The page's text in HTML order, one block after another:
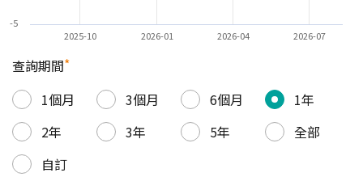
2025-10 2026-01 2026-04 2026-07
-5
查詢期間*
1個月
3個月 6個月
1年
2年
3年 5年
全部
自訂